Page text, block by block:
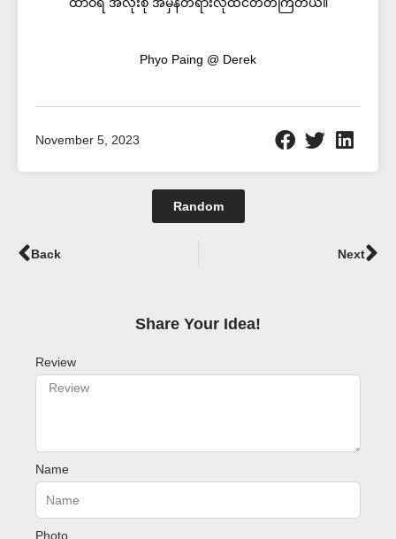
Phyo Paing @ Derek
November 5, 2023
Random
Prev
Back Next
Share Your Idea!​
Review
Name
Photo